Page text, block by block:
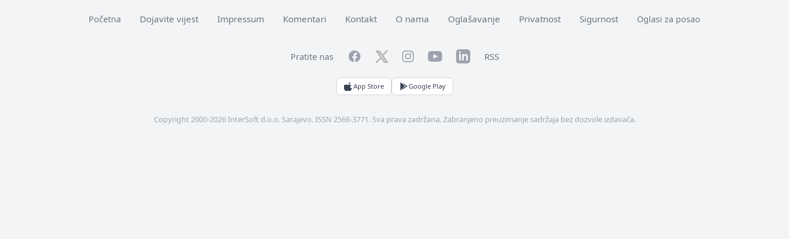
Početna Dojavite vijest Impressum Komentari Kontakt O nama Oglašavanje Privatnost Sigurnost Oglasi za posao
Pratite nas FacebookTwitterInstagramYouTubeLinkedInRSS
App Store Google Play
Copyright 2000-2026 InterSoft d.o.o. Sarajevo. ISSN 2566-3771. Sva prava zadržana. Zabranjeno preuzimanje sadržaja bez dozvole izdavača.